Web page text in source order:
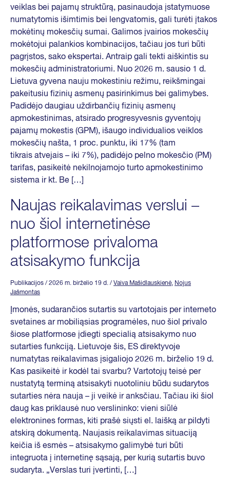
veiklas bei pajamų struktūrą, pasinaudoja įstatymuose
numatytomis išimtimis bei lengvatomis, gali turėti įtakos
mokėtinų mokesčių sumai. Galimos įvairios mokesčių
mokėtojui palankios kombinacijos, tačiau jos turi būti
pagrįstos, sako ekspertai. Antraip gali tekti aiškintis su
mokesčių administratoriumi. Nuo 2026 m. sausio 1 d.
Lietuva gyvena nauju mokestiniu režimu, reikšmingai
pakeitusiu fizinių asmenų pasirinkimus bei galimybes.
Padidėjo daugiau uždirbančių fizinių asmenų
apmokestinimas, atsirado progresyvesnis gyventojų
pajamų mokestis (GPM), išaugo individualios veiklos
mokesčių našta, 1 proc. punktu, iki 17% (tam
tikrais atvejais – iki 7%), padidėjo pelno mokesčio (PM)
tarifas, pasikeitė nekilnojamojo turto apmokestinimo
sistema ir kt. Be […]
Naujas reikalavimas verslui –
nuo šiol internetinėse
platformose privaloma
atsisakymo funkcija
Publikacijos / 2026 m. birželio 19 d. / Vaiva Mašidlauskienė, Nojus
Jašmontas
Įmonės, sudarančios sutartis su vartotojais per interneto
svetaines ar mobiliąsias programėles, nuo šiol privalo
šiose platformose įdiegti specialią atsisakymo nuo
sutarties funkciją. Lietuvoje šis, ES direktyvoje
numatytas reikalavimas įsigaliojo 2026 m. birželio 19 d.
Kas pasikeitė ir kodėl tai svarbu? Vartotojų teisė per
nustatytą terminą atsisakyti nuotoliniu būdu sudarytos
sutarties nėra nauja – ji veikė ir anksčiau. Tačiau iki šiol
daug kas priklausė nuo verslininko: vieni siūlė
elektronines formas, kiti prašė siųsti el. laišką ar pildyti
atskirą dokumentą. Naujasis reikalavimas situaciją
keičia iš esmės – atsisakymo galimybė turi būti
integruota į internetinę sąsają, per kurią sutartis buvo
sudaryta. „Verslas turi įvertinti, […]